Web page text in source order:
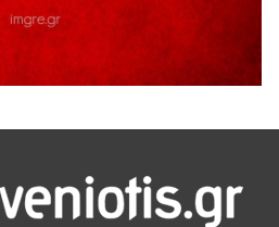
του Α΄ κλάδου ύδρευσης
του «Πολιτιστικού
βραβευμένη ταινία «Μικρές